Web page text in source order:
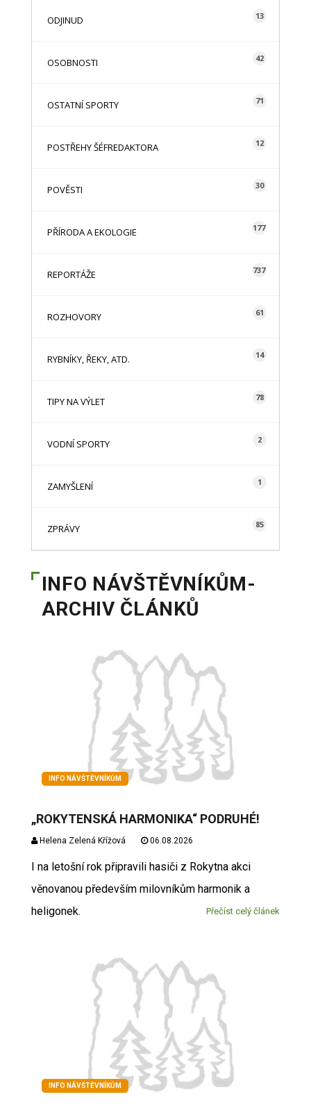
ODJINUD 13
OSOBNOSTI 42
OSTATNÍ SPORTY 71
POSTŘEHY ŠÉFREDAKTORA 12
POVĚSTI 30
PŘÍRODA A EKOLOGIE 177
REPORTÁŽE 737
ROZHOVORY 61
RYBNÍKY, ŘEKY, ATD. 14
TIPY NA VÝLET 78
VODNÍ SPORTY 2
ZAMYŠLENÍ 1
ZPRÁVY 85
INFO NÁVŠTĚVNÍKŮM-
ARCHIV ČLÁNKŮ
INFO NÁVŠTĚVNÍKŮM
„ROKYTENSKÁ HARMONIKA“ PODRUHÉ!
Helena Zelená Křížová 06.08.2026
I na letošní rok připravili hasiči z Rokytna akci
věnovanou především milovníkům harmonik a
heligonek.
Přečíst celý článek
INFO NÁVŠTĚVNÍKŮM